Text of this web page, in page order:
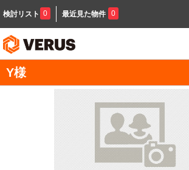
検討リスト 0 最近見た物件 0
Y様